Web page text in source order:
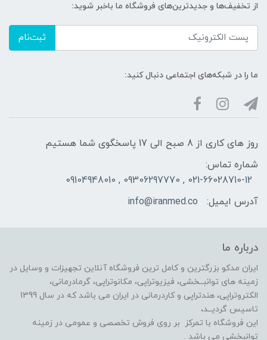
از تخفیف‌ها و جدیدترین‌های فروشگاه ما باخبر شوید:
ثبت‌نام
ما را در شبکه‌های اجتماعی دنبال کنید:
روز های کاری از 8 صبح الی 17 پاسخگوی شما هستیم
شماره تماس:
021-66028710-12 , 09306297770 , 09104948010
آدرس ایمیل:
info@iranmed.co
درباره ما
ایران مدکو بزرگترین و کامل ترین فروشگاه آنلاین تجهیزات و وسایل در
زمینه های توانبــخشی، فیزیوتراپی، مکانوتراپی، گرمادرمانی،
الکتروتراپی، هندتراپی و کاردرمانی در ایران می باشد که در سال 1399
تاسیس گردیــد،
این فروشگاه با تمرکز بر روی فروش تخصصی و عمومی در زمینه
توانبخشی می باشد .